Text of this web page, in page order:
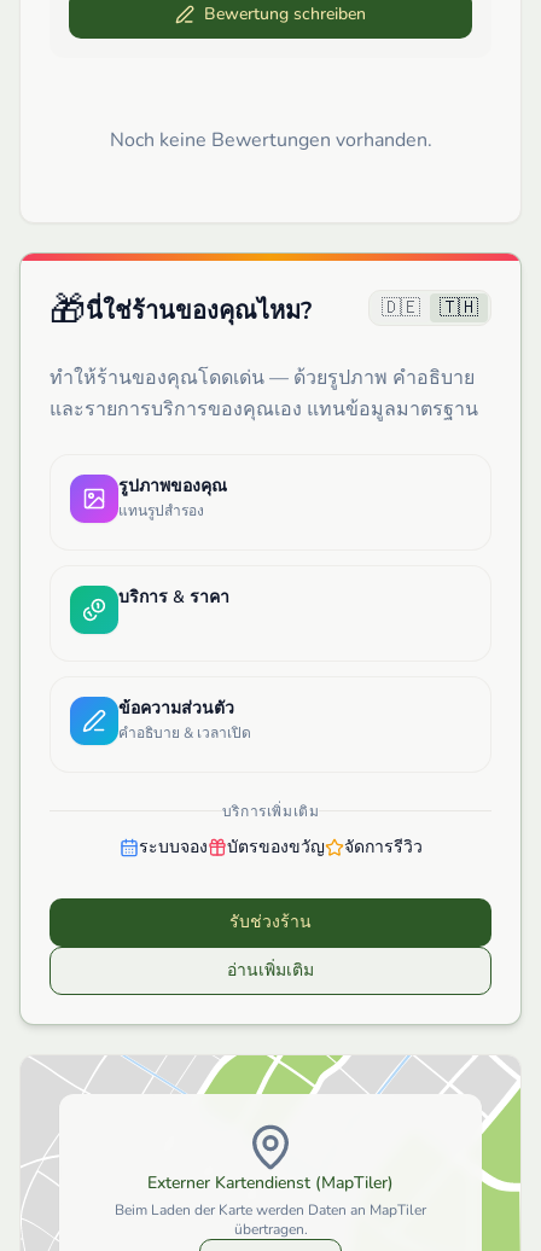
Bewertung schreiben
Noch keine Bewertungen vorhanden.
🎁นี่ใช่ร้านของคุณไหม? 🇩🇪 🇹🇭
ทำให้ร้านของคุณโดดเด่น — ด้วยรูปภาพ คำอธิบาย
และรายการบริการของคุณเอง แทนข้อมูลมาตรฐาน
รูปภาพของคุณ
แทนรูปสำรอง
บริการ & ราคา
ข้อความส่วนตัว
คำอธิบาย & เวลาเปิด
บริการเพิ่มเติม
ระบบจอง บัตรของขวัญ จัดการรีวิว
รับช่วงร้าน
อ่านเพิ่มเติม
Externer Kartendienst (MapTiler)
Beim Laden der Karte werden Daten an MapTiler
übertragen.